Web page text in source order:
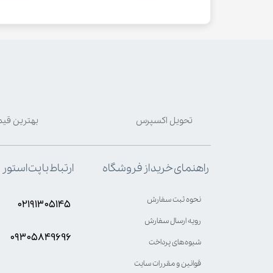
تحویل اکسپرس بهترین
راهنمای خرید از فروشگاه
نحوه ثبت سفارش
رویه ارسال سفارش
شیوه‌های پرداخت
قوانین و مقررات سایت
ارتباط با پت استور
۰۲۱۹۱۳۰۵۱۴۵
۰۹۳۰۵8۴9696